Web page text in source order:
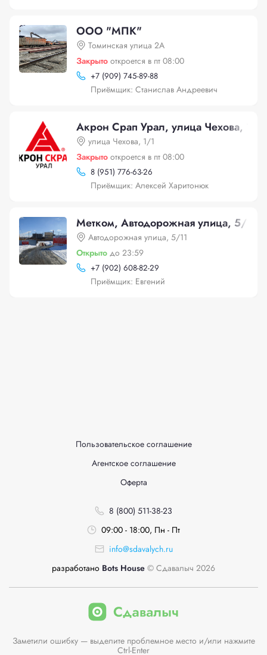
ООО "МПК"
Томинская улица 2А
Закрыто откроется в пт 08:00
+7 (909) 745-89-88
Приёмщик: Станислав Андреевич
Акрон Срап Урал, улица Чехова, 1/1
улица Чехова, 1/1
Закрыто откроется в пт 08:00
8 (951) 776-63-26
Приёмщик: Алексей Харитонюк
Метком, Автодорожная улица, 5/11
Автодорожная улица, 5/11
Открыто до 23:59
+7 (902) 608-82-29
Приёмщик: Евгений
Пользовательское соглашение
Агентское соглашение
Оферта
8 (800) 511-38-23
09:00 - 18:00, Пн - Пт
info@sdavalych.ru
разработано Bots House © Сдавалыч 2026
Заметили ошибку — выделите проблемное место и/или нажмите
Ctrl-Enter